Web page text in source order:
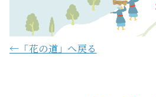
←「花の道」へ戻る